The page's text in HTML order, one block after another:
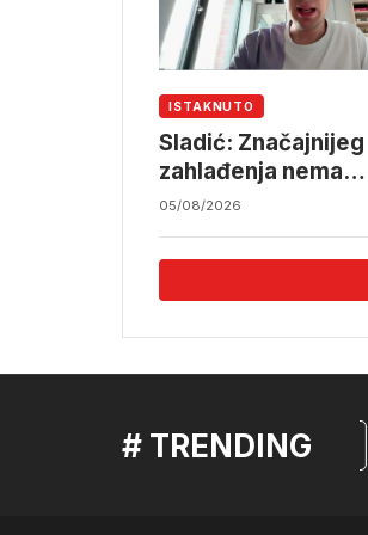
ISTAKNUTO
Sladić: Značajnijeg
zahlađenja nema
najmanje do sredine
05/08/2026
# TRENDING
mostar